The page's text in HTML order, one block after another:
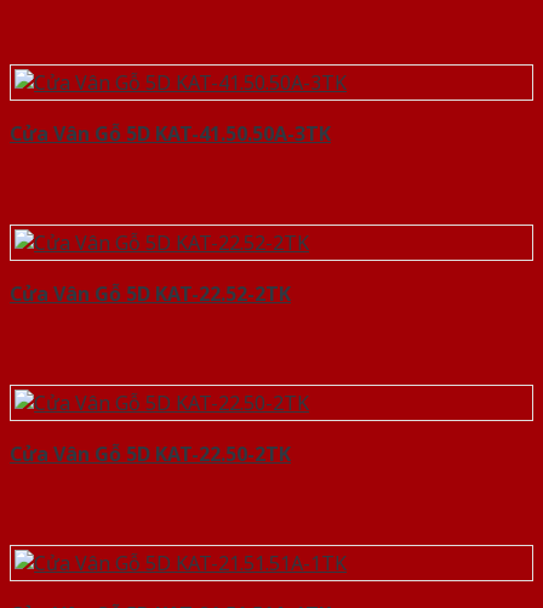
Cửa Vân Gỗ 5D KAT-41.50.50A-3TK
Cửa Vân Gỗ 5D KAT-22.52-2TK
Cửa Vân Gỗ 5D KAT-22.50-2TK